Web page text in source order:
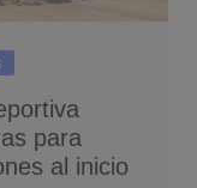
para
al inicio